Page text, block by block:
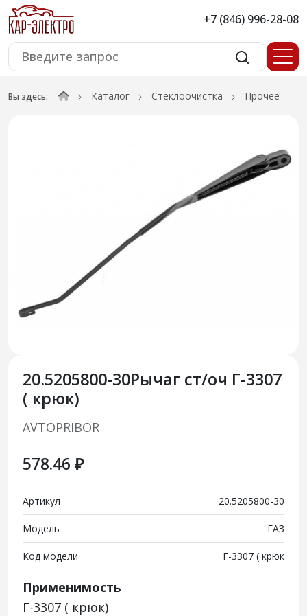
+7 (846) 996-28-08
Вы здесь: Каталог Стеклоочистка Прочее
20.5205800-30Рычаг ст/оч Г-3307
( крюк)
AVTOPRIBOR
578.46 ₽
Артикул 20.5205800-30
Модель ГАЗ
Код модели Г-3307 ( крюк
Применимость
Г-3307 ( крюк)